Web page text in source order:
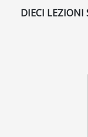
DIECI LEZIONI